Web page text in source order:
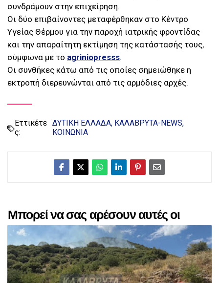
συνδράμουν στην επιχείρηση.
Οι δύο επιβαίνοντες μεταφέρθηκαν στο Κέντρο
Υγείας Θέρμου για την παροχή ιατρικής φροντίδας
και την απαραίτητη εκτίμηση της κατάστασής τους,
σύμφωνα με το agriniopresss.
Οι συνθήκες κάτω από τις οποίες σημειώθηκε η
εκτροπή διερευνώνται από τις αρμόδιες αρχές.
Εττικέτε
ς:
ΔΥΤΙΚΗ ΕΛΛΑΔΑ ΚΑΛΑΒΡΥΤΑ-NEWS
ΚΟΙΝΩΝΙΑ
Μπορεί να σας αρέσουν αυτές οι
αναρτήσεις